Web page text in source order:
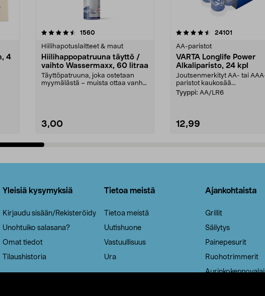
4
1560arvostelut
Hiilihapotuslaitteet & maut
Hiilihappopatruuna täyttö /
vaihto Wassermaxx, 60 litraa
Täyttöpatruuna, joka ostetaan
myymälästä – muista ottaa vanha
3,00
4.5viidestä
24101
AA-paristot
VARTA Longlife Power
Alkaliparisto, 24 kpl
Joutsenmerkityt AA- tai
paristot kaukosää...
Tyyppi: AA/LR6
12,99
4.5viidestä
Yleisiä kysymyksiä
Kirjaudu sisään/Rekisteröidy
Unohtuiko salasana?
Omat tiedot
Tilaushistoria
Tietoa meistä
Tietoa meistä
Uutishuone
Vastuullisuus
Ura
Ajankohtaista
Grillit
Säilytys
Painepesurit
Ruohotrimmerit